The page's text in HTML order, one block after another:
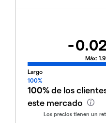
-
Máx:
Largo
100%
100%de los
este mercado
Los precios tienen un